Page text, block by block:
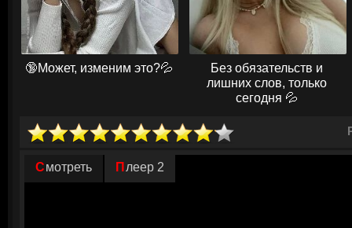
🔞Может, изменим это?💦
Без обязательств и
лишних слов, только
сегодня 💦
Смотреть Плеер 2